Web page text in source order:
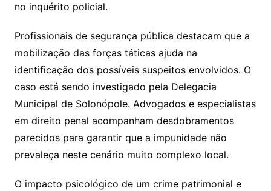
no inquérito policial.
Profissionais de segurança pública destacam que a
mobilização das forças táticas ajuda na
identificação dos possíveis suspeitos envolvidos. O
caso está sendo investigado pela Delegacia
Municipal de Solonópole. Advogados e especialistas
em direito penal acompanham desdobramentos
parecidos para garantir que a impunidade não
prevaleça neste cenário muito complexo local.
O impacto psicológico de um crime patrimonial e